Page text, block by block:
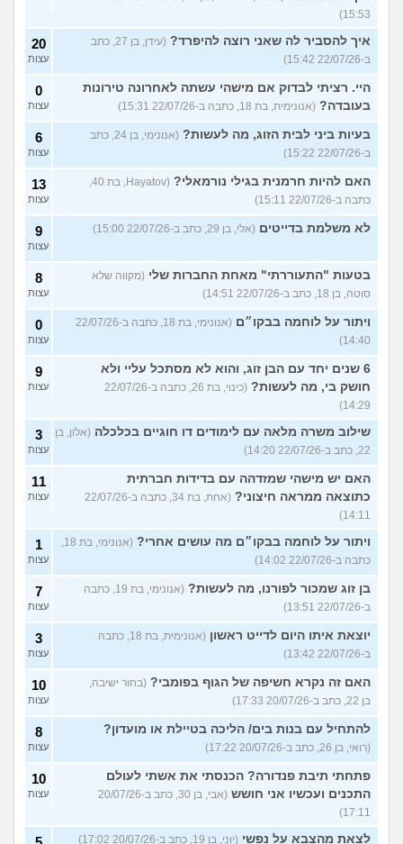
15:53)
איך להסביר לה שאני רוצה להיפרד?
(עידן, בן 27, כתב
ב-22/07/26 15:42)
20
עצות
היי. רציתי לבדוק אם מישהי עשתה לאחרונה טירונות
בעובדה? (אנונימית, בת 18, כתבה ב-22/07/26 15:31)
0
עצות
בעיות ביני לבית הזוג, מה לעשות?
(אנונימי, בן 24, כתב
ב-22/07/26 15:22)
6
עצות
האם להיות חרמנית בגילי נורמאלי?
(Hayatov, בת 40,
כתבה ב-22/07/26 15:11)
13
עצות
לא משלמת בדייטים (אלי, בן 29, כתב ב-22/07/26 15:00) 9
עצות
בטעות "התעוררתי" מאחת החברות שלי (מקווה שלא
סוטה, בן 18, כתב ב-22/07/26 14:51)
8
עצות
ויתור על לוחמה בבקו״ם
(אנונימי, בת 18, כתבה ב-22/07/26
14:40)
0
עצות
6 שנים יחד עם הבן זוג, והוא לא מסתכל עליי ולא
חושק בי, מה לעשות?
(כינוי, בת 26, כתבה ב-22/07/26
14:29)
9
עצות
שילוב משרה מלאה עם לימודים דו חוגיים בכלכלה (אלון, בן
22, כתב ב-22/07/26 14:20)
3
עצות
האם יש מישהי שמזדהה עם בדידות חברתית
כתוצאה ממראה חיצוני?
(אחת, בת 34, כתבה ב-22/07/26
14:11)
11
עצות
ויתור על לוחמה בבקו״ם מה עושים אחרי?
(אנונימי, בת 18,
כתבה ב-22/07/26 14:02)
1
עצות
בן זוג שמכור לפורנו, מה לעשות?
(אנונימי, בת 19, כתבה
ב-22/07/26 13:51)
7
עצות
יוצאת איתו היום לדייט ראשון
(אנונימית, בת 18, כתבה
ב-22/07/26 13:42)
3
עצות
האם זה נקרא חשיפה של הגוף בפומבי? (בחור ישיבה,
בן 22, כתב ב-20/07/26 17:33)
10
עצות
להתחיל עם בנות בים/ הליכה בטיילת או מועדון?
(רואי, בן 26, כתב ב-20/07/26 17:22)
8
עצות
פתחתי תיבת פנדורה? הכנסתי את אשתי לעולם
התכנים ועכשיו אני חושש
(אבי, בן 30, כתב ב-20/07/26
17:11)
10
עצות
לצאת מהצבא על נפשי (יוני, בן 19, כתב ב-20/07/26 17:02)